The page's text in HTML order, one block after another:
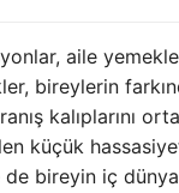
aile
bireylerin
kalıplarını
küçük
bireyin iç